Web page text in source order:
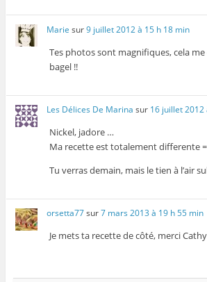
Marie sur9 juillet 2012 à 15 h 18 min
Tes photos sont magnifiques, cela
bagel !!
Les Délices De Marina sur 16 juillet 2012
Nickel, jadore …
Ma recette est totalement differente
Tu verras demain, mais le tien à l’air
orsetta77sur7 mars 2013 à 19 h 55 min
Je mets ta recette de côté, merci